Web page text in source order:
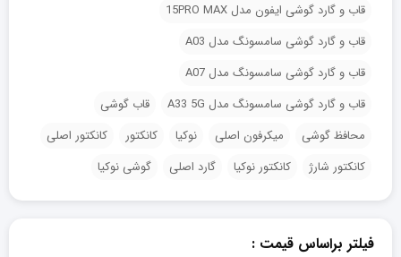
قاب و گارد گوشی ایفون مدل 15PRO MAX
قاب و گارد گوشی سامسونگ مدل A03
قاب و گارد گوشی سامسونگ مدل A07
قاب و گارد گوشی سامسونگ مدل A33 5G
قاب گوشی
محافظ گوشی
میکرفون اصلی نوکیا کانکتور
کانکتور اصلی
کانکتور شارژ
کانکتور نوکیا گارد اصلی گوشی نوکیا
فیلتر براساس قیمت :